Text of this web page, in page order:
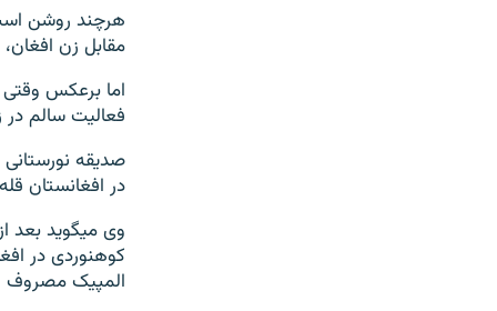
هرچند روشن
مقابل زن
اما برعکس
فعالیت سالم در
در افغانستان
کوهنوردی در
المپیک